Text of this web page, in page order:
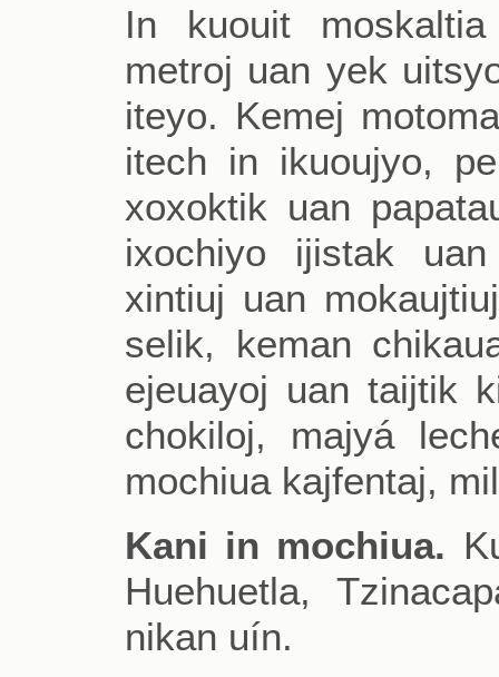
In kuouit
metroj uan yek
iteyo. Kemej
itech in ikuoujyo,
xoxoktik uan
ixochiyo ijistak
xintiuj uan
selik, keman
ejeuayoj uan taijtik
chokiloj, majyá
mochiua kajfentaj,
Kani in mochiua.
Huehuetla,
nikan uín.